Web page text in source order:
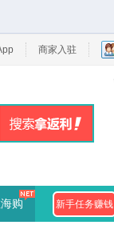
商家入驻
购 新手任务赚钱